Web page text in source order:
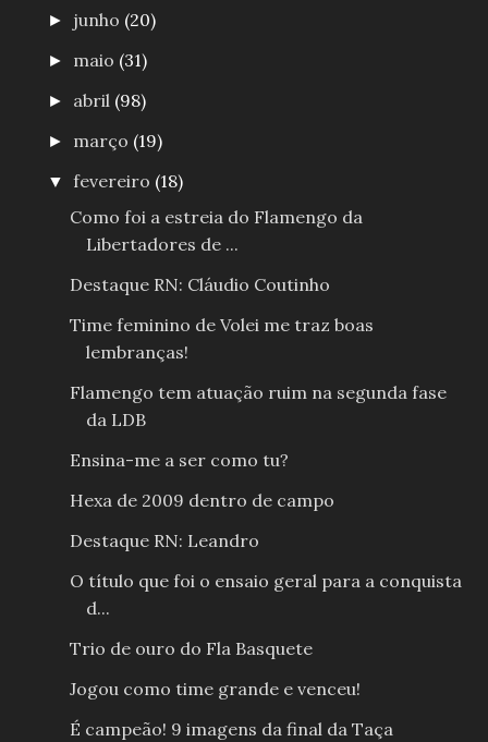
► junho (20)
► maio (31)
► abril (98)
► março (19)
▼fevereiro (18)
Como foi a estreia do Flamengo da
Libertadores de ...
Destaque RN: Cláudio Coutinho
Time feminino de Volei me traz boas
lembranças!
Flamengo tem atuação ruim na segunda fase
da LDB
Ensina-me a ser como tu?
Hexa de 2009 dentro de campo
Destaque RN: Leandro
O título que foi o ensaio geral para a conquista
d...
Trio de ouro do Fla Basquete
Jogou como time grande e venceu!
É campeão! 9 imagens da final da Taça